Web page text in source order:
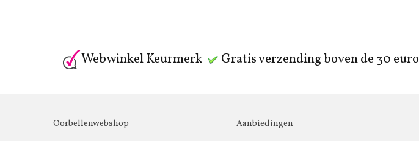
Webwinkel Keurmerk Gratis verzending boven de 30 euro
Oorbellenwebshop Aanbiedingen